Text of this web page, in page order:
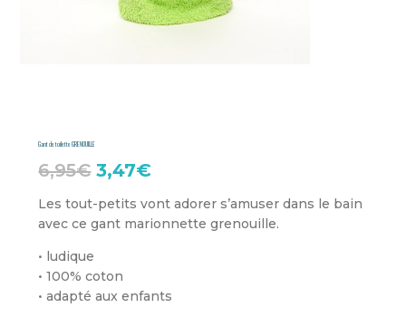
Gant de toilette GRENOUILLE
6,95€ Le
prix
initial
6,95€.
3,47€Le
prix
actuel
Les tout-petits vont adorer s’amuser dans le bain
avec ce gant marionnette grenouille.
• ludique
• 100% coton
• adapté aux enfants